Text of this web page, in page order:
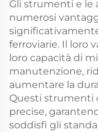
Gli strumenti e le
numerosi
ferroviarie. Il loro
loro capacità di
manutenzione,
aumentare la
Questi strumenti
precise,
soddisfi gli